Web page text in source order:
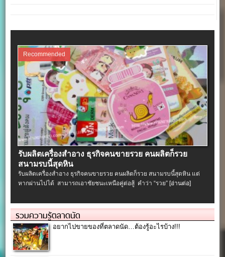
Recommended
รับผลิตเครื่องสําอาง ธุรกิจคนขายรวย คนผลิตก็รวย
สนามรบนี้สุดหิน
รับผลิตเครื่องสําอาง ธุรกิจคนขายรวย คนผลิตก็รวย สนามรบนี้สุดหิน แต่
หากผ่านไปได้ สามารถเอาชัยชนะเหนือคู่ต่อสู้ คำว่า “รวย” [อ่านต่อ]
รวมความรู้ตลาดนัด
อยากไปขายของที่ตลาดนัด…ต้องรู้อะไรบ้าง!!!